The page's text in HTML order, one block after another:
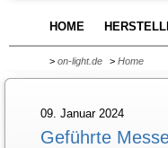
HOME
> on-light.de > Home
09. Januar 2024
Geführte